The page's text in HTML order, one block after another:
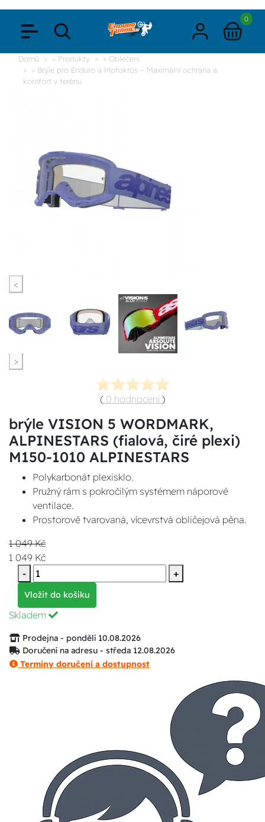
0
Domů > Produkty
> Oblečení
> Brýle pro Enduro a Motokros – Maximální ochrana a
komfort v terénu
<
>
( 0 hodnocení )
brýle VISION 5 WORDMARK,
ALPINESTARS (fialová, čiré plexi)
M150-1010 ALPINESTARS
Polykarbonát plexisklo.
Pružný rám s pokročilým systémem náporové
ventilace.
Prostorově tvarovaná, vícevrstvá obličejová pěna.
1 049 Kč
1 049 Kč
-
+
Vložit do košíku
Skladem
Prodejna - pondělí 10.08.2026
Doručení na adresu - středa 12.08.2026
Termíny doručení a dostupnost